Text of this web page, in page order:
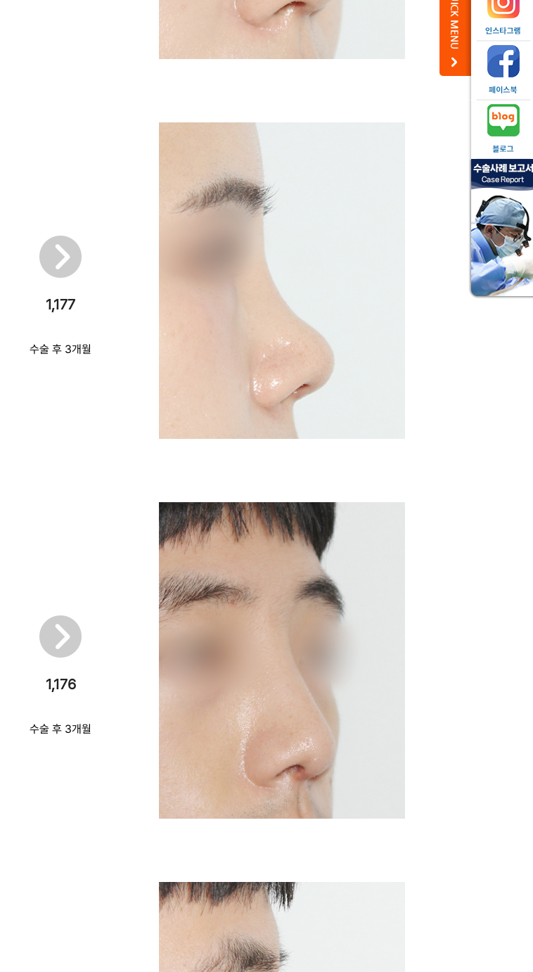
1,177
수술 후 3개월
1,176
수술 후 3개월